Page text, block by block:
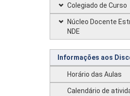
Colegiado de Curso
Núcleo Docente
NDE
Informações aos
Horário das Aulas
Calendário de